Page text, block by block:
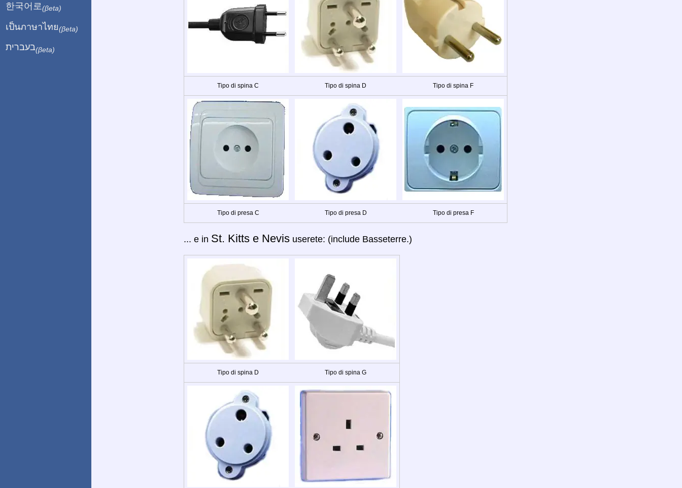
Tipo di spina C Tipo di spina D Tipo di spina F
Tipo di presa C Tipo di presa D Tipo di presa F
... e in St. Kitts e Nevis userete: (include Basseterre.)
Tipo di spina D Tipo di spina G
한국어로 (βeta)
เป็นภาษาไทย(βeta)
בעברית(βeta)